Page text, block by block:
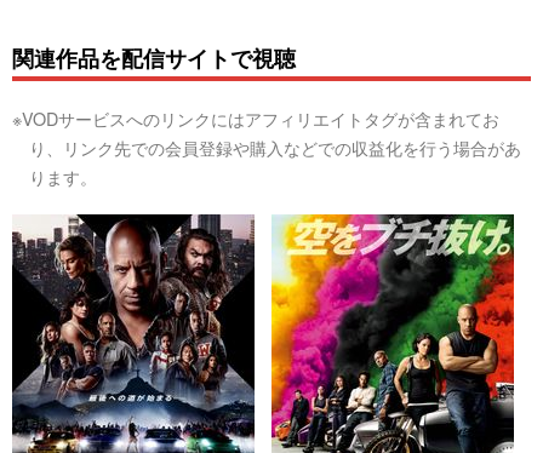
関連作品を配信サイトで視聴
※VODサービスへのリンクにはアフィリエイトタグが含まれてお
り、リンク先での会員登録や購入などでの収益化を行う場合があ
ります。